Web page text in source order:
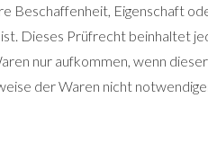
Beschaffenheit, Eigenschaft
Dieses Prüfrecht beinhaltet
nur aufkommen, wenn
der Waren nicht